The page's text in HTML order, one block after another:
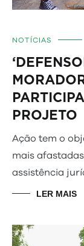
NOTÍCIAS
PROJETO
Ação tem o
mais
assistência
LER MAIS